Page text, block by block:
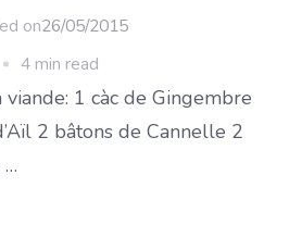
on26/05/2015
sur 4 min read
1 càc de Gingembre
2 bâtons de Cannelle 2
…